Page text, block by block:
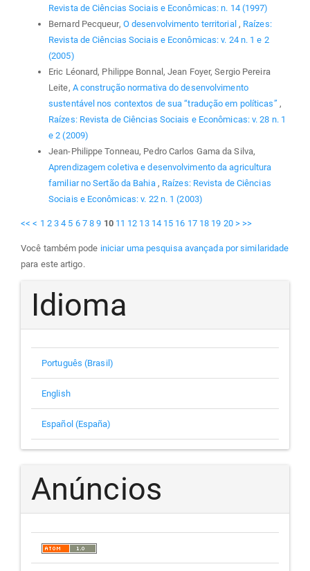
Revista de Ciências Sociais e Econômicas: n. 14 (1997)
Bernard Pecqueur, O desenvolvimento territorial , Raízes:
Revista de Ciências Sociais e Econômicas: v. 24 n. 1 e 2
(2005)
Eric Léonard, Philippe Bonnal, Jean Foyer, Sergio Pereira
Leite, A construção normativa do desenvolvimento
sustentável nos contextos de sua “tradução em políticas” ,
Raízes: Revista de Ciências Sociais e Econômicas: v. 28 n. 1
e 2 (2009)
Jean-Philippe Tonneau, Pedro Carlos Gama da Silva,
Aprendizagem coletiva e desenvolvimento da agricultura
familiar no Sertão da Bahia , Raízes: Revista de Ciências
Sociais e Econômicas: v. 22 n. 1 (2003)
<< < 1 2 3 4 5 6 7 8 9 10 11 12 13 14 15 16 17 18 19 20 > >>
Você também pode iniciar uma pesquisa avançada por similaridade
para este artigo.
Idioma
Português (Brasil)
English
Español (España)
Anúncios